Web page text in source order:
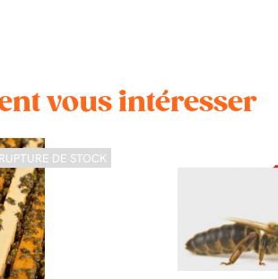
vous intéresser
RUPTURE DE STOCK